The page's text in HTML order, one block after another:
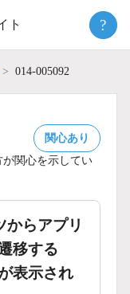
ト ?
014-005092
関心あり
が関心を示してい
からアプリ
移する
表示され